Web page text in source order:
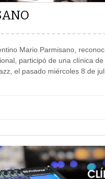
Mario Parmisano,
participó de una clínica
el pasado miércoles 8 de